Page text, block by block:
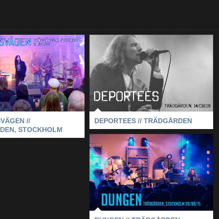
//
-STOCKHOLM-
TRÄDGÅRDEN
//
STOCKHOLM
DEPORTEES //
TRÄDGÅRDEN
-DEPORTEES STOCKHOLM
TRÄDGÅRDEN
DEPORTEES // TRÄDGÅRDEN
DUNGEN // TRÄDGÅRDEN
2015-DUNGEN-STOCKHOLM-TRÄDGÅRDEN